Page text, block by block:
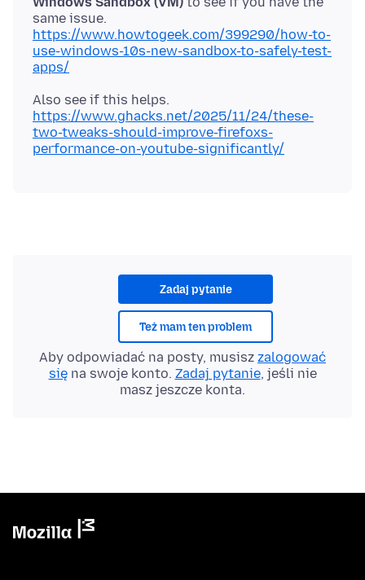
https://www.howtogeek.com/399290/how-to-
use-windows-10s-new-sandbox-to-safely-test-
apps/
https://www.ghacks.net/2025/11/24/these-
two-tweaks-should-improve-firefoxs-
performance-on-youtube-significantly/
Zadaj pytanie
Też mam ten problem
Aby odpowiadać na posty, musisz zalogować
sięna swoje konto. Zadaj pytanie, jeśli nie
masz jeszcze konta.